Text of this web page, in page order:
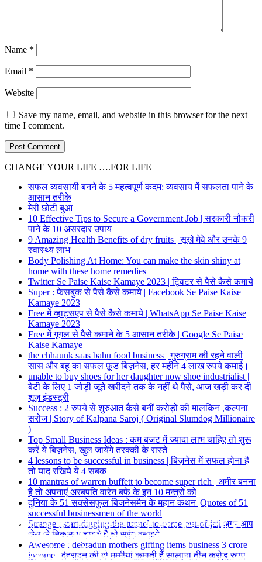
Name *
Email *
Website
Save my name, email, and website in this browser for the next
time I comment.
CHANGE YOUR LIFE ….FOR LIFE
सफल व्यवसायी बनने के 5 महत्वपूर्ण कदम: व्यवसाय में सफलता पाने के
आसान तरीके
मेरी छोटी बुआ
10 Effective Tips to Secure a Government Job | सरकारी नौकरी
पाने के 10 असरदार उपाय
9 Amazing Health Benefits of dry fruits | सूखे मेवे और उनके 9
स्वास्थ्य लाभ
Body Polishing At Home: You can make the skin shiny at
home with these home remedies
Twitter Se Paise Kaise Kamaye 2023 | ट्विटर से पैसे कैसे कमाये
Super : फेसबुक से पैसे कैसे कमाये | Facebook Se Paise Kaise
Kamaye 2023
Free में व्हाट्सएप से पैसे कैसे कमाये | WhatsApp Se Paise Kaise
Kamaye 2023
Free में गूगल से पैसे कमाने के 5 आसान तरीके | Google Se Paise
Kaise Kamaye
the chhaunk saas bahu food business | गुरुग्राम की रहने वाली
सास और बहू का सफल फ़ूड बिज़नेस, हर महीने 4 लाख रुपये कमाई।
unable to buy shoes for her daughter now shoe industrialist |
बेटी के लिए 1 जोड़ी जूते खरीदने तक के नहीं थे पैसे, आज खड़ी कर दी
शूज़ इंडस्ट्री
Success : 2 रुपये से शुरुआत कैसे बनीं करोड़ों की मालकिन ,कल्पना
सरोज | Story of Kalpana Saroj ( Original Slumdog Millionaire
)
Top Small Business Ideas : कम बजट में ज्यादा लाभ चाहिए तो शुरू
करें ये बिज़नेस, खुल जायेंगे तरक्की के रास्ते
4 lessons to be successful in business | बिज़नेस में सफल होना है
तो याद रखिये ये 4 सबक
10 mantras of warren buffett to become super rich | अमीर बनना
है तो अपनाएं अरबपति वारेन बफे के इन 10 मन्त्रों को
दुनिया के 51 सक्सेसफुल बिजनेसमैन के महान कथन |Quotes of 51
successful businessmen of the world
Strange : start-digging-the-tunnel-to-come-out-of-jail|अगर आप
जेल से निकलना चाहते है तो सुरंग बनाइये
Awesome : dehradun mothers gifting items business 3 crore
income | देहरादून की दो मम्मीयां कमाती हैं सालाना तीन करोड़ रुपए
7 Places To Visit In India
Plan your trip to India around the best places to visit – culturally
Top 7 Historical Places in Tamil Nadu – Tamil
Nadu’s Hidden Treasures
9 Best places to visit in Jaipur for Couples
Looking for the perfect place to visit in Jaipur with your loved
Top 10 Things to Visit In delhi
top 10 things to visit in delhi, Delhi is India's capital territory. The
What is Wealthy Mindset
A wealthy mindset means spending less, making wise
Free में गूगल से पैसे कमाने के 5 आसान तरीके
अगर हमें एक सफल बिजनेसमैन बनना है , या एक बड़ा बिज़नेस खड़ा करना
बिज़नेस में सफल होना है तो याद रखिये ये 8 सबक
अगर हमें एक सफल बिजनेसमैन बनना है , या एक बड़ा बिज़नेस खड़ा करना
गुरुग्राम की रहने वाली सास और बहू का सफल फ़ूड बिज़नेस, हर
महीने 4 लाख रुपये कमाई।
Hiranyamayi Shivani and manjari singh, home based food
Why you should not use Facebook
Top 7 Reasons To Avoid Facebook why, why we should avoid
Top 10 Places to Visit in Vrindavan
top 10 place to visit in vrindavan,vrindavan travel,places to visit